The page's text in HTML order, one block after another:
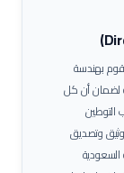
بهندسة
لضمان أن كل
التوطين
وتصديق